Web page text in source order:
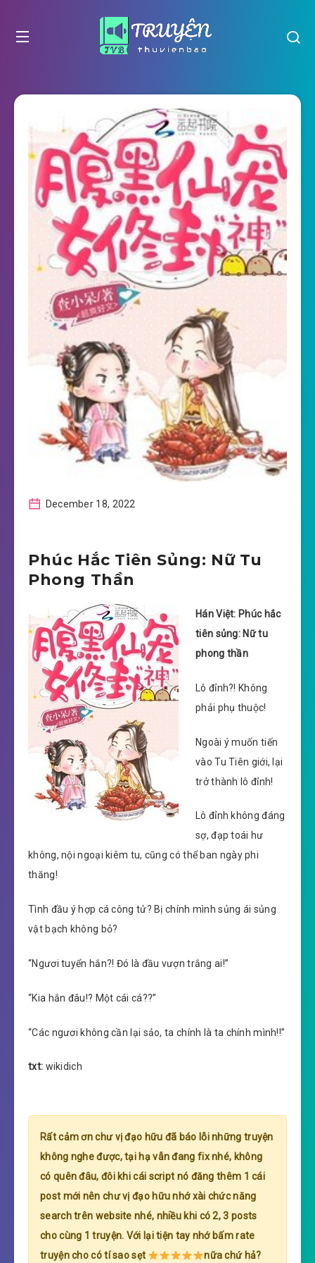
December 18, 2022
Phúc Hắc Tiên Sủng: Nữ Tu
Phong Thần
Hán Việt: Phúc hắc
tiên sủng: Nữ tu
phong thần
Lô đỉnh?! Không
phải phụ thuộc!
Ngoài ý muốn tiến
vào Tu Tiên giới, lại
trở thành lô đỉnh!
Lô đỉnh không đáng
sợ, đạp toái hư
không, nội ngoại kiêm tu, cũng có thể ban ngày phi
thăng!
Tình đầu ý hợp cá công tử? Bị chính mình sủng ái sủng
vật bạch không bỏ?
“Ngươi tuyển hắn?! Đó là đầu vượn trắng ai!”
“Kia hắn đâu!? Một cái cá??”
“Các ngươi không cần lại sảo, ta chính là ta chính mình!!”
txt: wikidich
Rất cảm ơn chư vị đạo hữu đã báo lỗi những truyện
không nghe được, tại hạ vẫn đang fix nhé, không
có quên đâu, đôi khi cái script nó đăng thêm 1 cái
post mới nên chư vị đạo hữu nhớ xài chức năng
search trên website nhé, nhiều khi có 2, 3 posts
cho cùng 1 truyện. Với lại tiện tay nhớ bấm rate
truyện cho có tí sao sẹt
nữa chứ hả?